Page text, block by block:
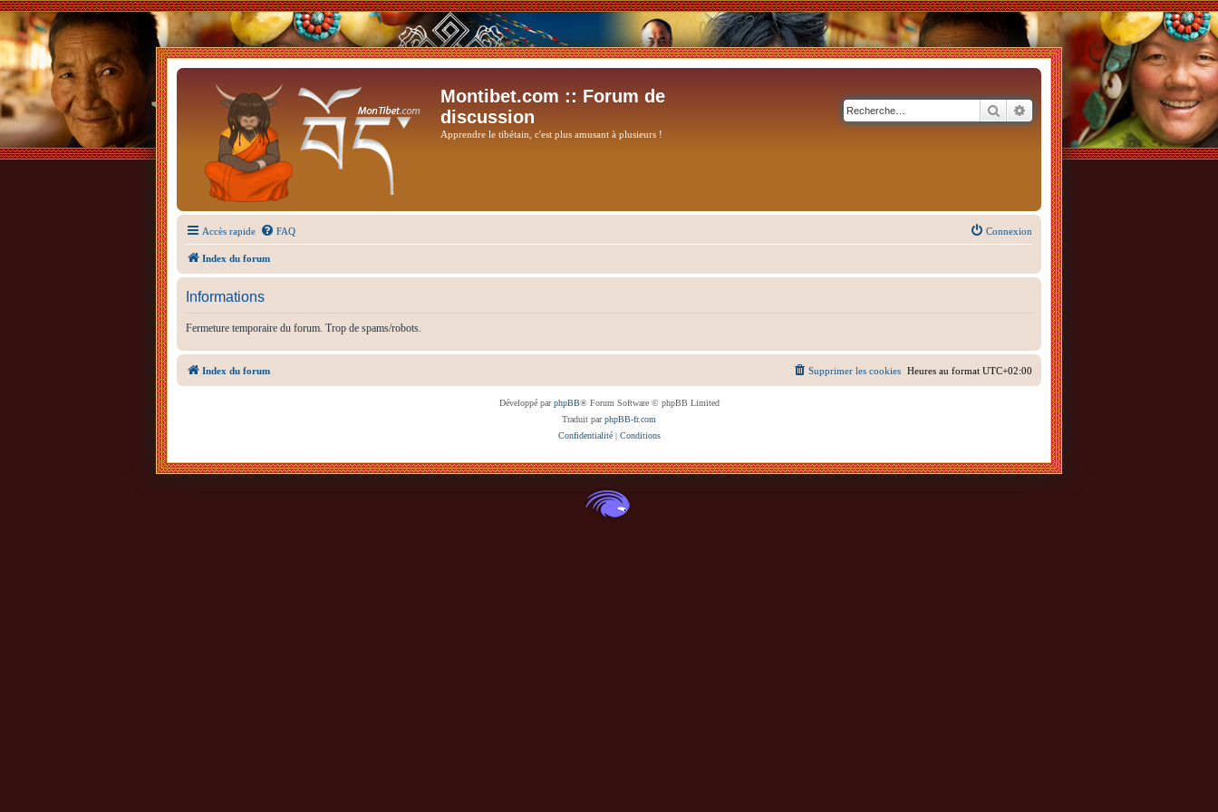
Montibet.com :: Forum de
discussion
Apprendre le tibétain, c'est plus amusant à plusieurs !
RechercherRecherche avancée
Accès rapide FAQ Connexion
Index du forum
Informations
Fermeture temporaire du forum. Trop de spams/robots.
Index du forum Heures au format UTC+02:00
Supprimer les cookies
Développé parphpBB® Forum Software © phpBB Limited
Traduit parphpBB-fr.com
Confidentialité| Conditions